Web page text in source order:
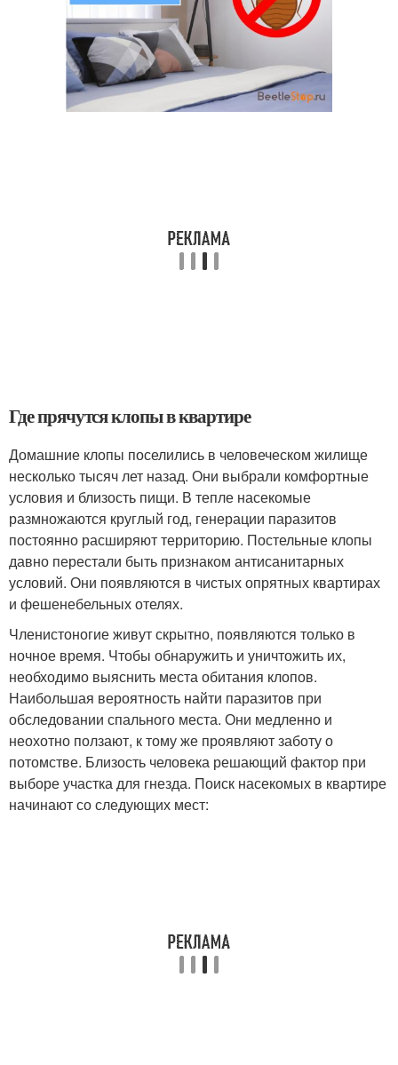
Где прячутся клопы в квартире
Домашние клопы поселились в человеческом жилище
несколько тысяч лет назад. Они выбрали комфортные
условия и близость пищи. В тепле насекомые
размножаются круглый год, генерации паразитов
постоянно расширяют территорию. Постельные клопы
давно перестали быть признаком антисанитарных
условий. Они появляются в чистых опрятных квартирах
и фешенебельных отелях.
Членистоногие живут скрытно, появляются только в
ночное время. Чтобы обнаружить и уничтожить их,
необходимо выяснить места обитания клопов.
Наибольшая вероятность найти паразитов при
обследовании спального места. Они медленно и
неохотно ползают, к тому же проявляют заботу о
потомстве. Близость человека решающий фактор при
выборе участка для гнезда. Поиск насекомых в квартире
начинают со следующих мест: